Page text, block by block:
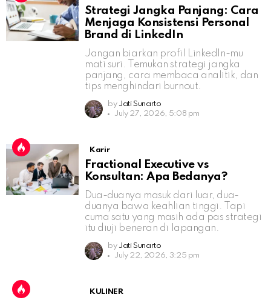
Strategi Jangka Panjang: Cara
Menjaga Konsistensi Personal
Brand di LinkedIn
Jangan biarkan profil LinkedIn-mu
mati suri. Temukan strategi jangka
panjang, cara membaca analitik, dan
tips menghindari burnout.
by Jati Sunarto
July 27, 2026, 5:08 pm
Karir
Fractional Executive vs
Konsultan: Apa Bedanya?
Dua-duanya masuk dari luar, dua-
duanya bawa keahlian tinggi. Tapi
cuma satu yang masih ada pas strategi
itu diuji beneran di lapangan.
by Jati Sunarto
July 22, 2026, 3:25 pm
KULINER